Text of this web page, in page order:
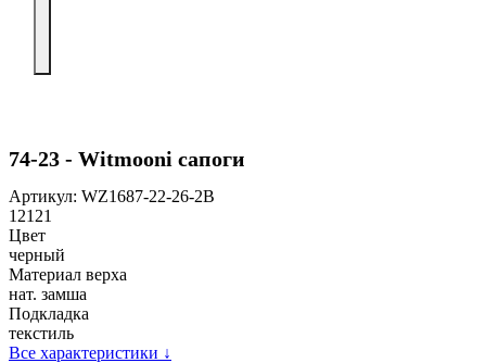
74-23 - Witmooni сапоги
Артикул: WZ1687-22-26-2B
12121
Цвет
черный
Материал верха
нат. замша
Подкладка
текстиль
Все характеристики ↓